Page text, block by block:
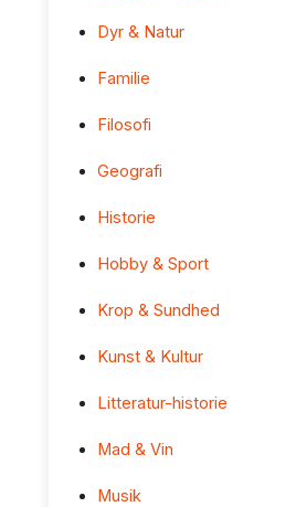
Dyr & Natur
Familie
Filosofi
Geografi
Historie
Hobby & Sport
Krop & Sundhed
Kunst & Kultur
Litteratur-historie
Mad & Vin
Musik